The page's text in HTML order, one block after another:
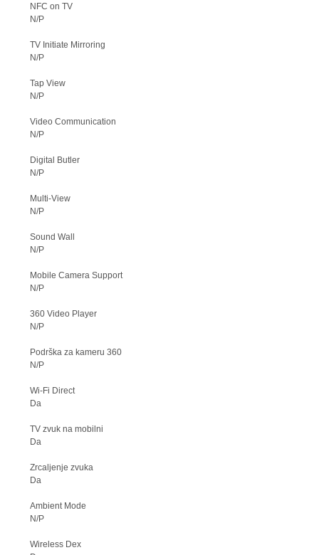
NFC on TV
N/P
TV Initiate Mirroring
N/P
Tap View
N/P
Video Communication
N/P
Digital Butler
N/P
Multi-View
N/P
Sound Wall
N/P
Mobile Camera Support
N/P
360 Video Player
N/P
Podrška za kameru 360
N/P
Wi-Fi Direct
Da
TV zvuk na mobilni
Da
Zrcaljenje zvuka
Da
Ambient Mode
N/P
Wireless Dex